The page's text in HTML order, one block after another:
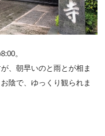
。
、朝早いのと雨とが相ま
陰で、ゆっくり観られま